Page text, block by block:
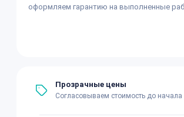
оформляем гарантию на выполненные
Прозрачные цены
Согласовываем стоимость до начала